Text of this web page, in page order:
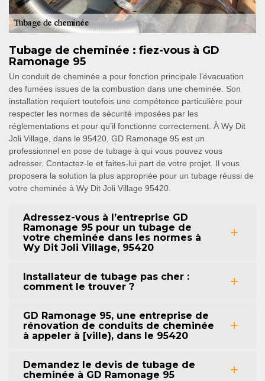
Tubage de cheminée : fiez-vous à GD
Ramonage 95
Un conduit de cheminée a pour fonction principale l’évacuation
des fumées issues de la combustion dans une cheminée. Son
installation requiert toutefois une compétence particulière pour
respecter les normes de sécurité imposées par les
réglementations et pour qu’il fonctionne correctement. À Wy Dit
Joli Village, dans le 95420, GD Ramonage 95 est un
professionnel en pose de tubage à qui vous pouvez vous
adresser. Contactez-le et faites-lui part de votre projet. Il vous
proposera la solution la plus appropriée pour un tubage réussi de
votre cheminée à Wy Dit Joli Village 95420.
Adressez-vous à l’entreprise GD
Ramonage 95 pour un tubage de
votre cheminée dans les normes à
Wy Dit Joli Village, 95420
Installateur de tubage pas cher :
comment le trouver ?
GD Ramonage 95, une entreprise de
rénovation de conduits de cheminée
à appeler à [ville}, dans le 95420
Demandez le devis de tubage de
cheminée à GD Ramonage 95